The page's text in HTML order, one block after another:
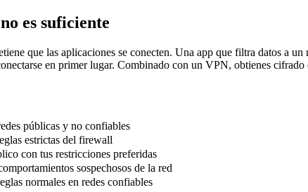
es suficiente
que las aplicaciones se conecten. Una app que filtra datos a
en primer lugar. Combinado con un VPN, obtienes
públicas y no confiables
estrictas del firewall
con tus restricciones preferidas
sospechosos de la red
normales en redes confiables